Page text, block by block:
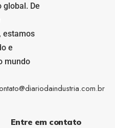
De
estamos
e
mundo
Entre em contato